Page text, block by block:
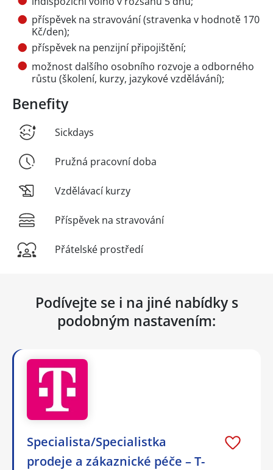
příspěvek na stravování (stravenka v hodnotě 170
Kč/den);
příspěvek na penzijní připojištění;
možnost dalšího osobního rozvoje a odborného
růstu (školení, kurzy, jazykové vzdělávání);
Benefity
Sickdays
Pružná pracovní doba
Vzdělávací kurzy
Příspěvek na stravování
Přátelské prostředí
Podívejte se i na jiné nabídky s
podobným nastavením:
Specialista/Specialistka
prodeje a zákaznické péče – T-